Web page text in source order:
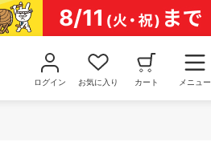
ログイン お気に入り カート メニュー